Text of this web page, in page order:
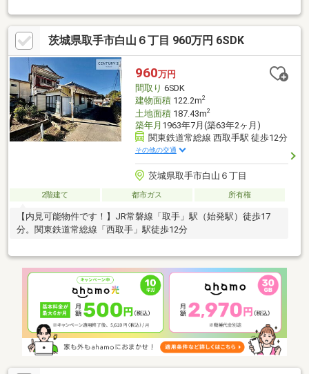
庭付き
茨城県取手市白山６丁目 960万円 6SDK
960万円
間取り 6SDK
建物面積122.2m2
土地面積187.43m2
築年月 1963年7月(築63年2ヶ月)
関東鉄道常総線 西取手駅 徒歩12分
その他の交通
茨城県取手市白山６丁目
2階建て 都市ガス 所有権
【内見可能物件です！】JR常磐線「取手」駅（始発駅）徒歩17
分。関東鉄道常総線「西取手」駅徒歩12分